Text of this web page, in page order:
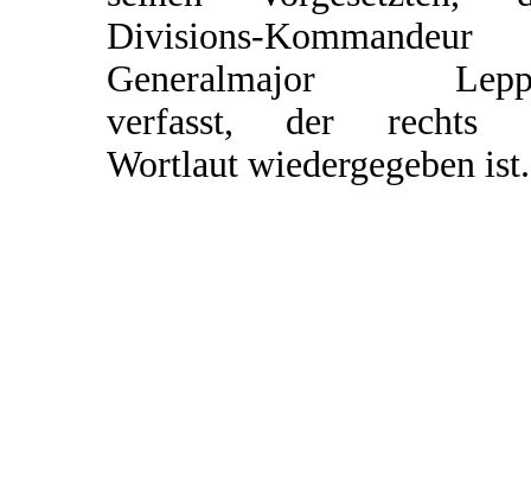
Divisions-Kommandeur
Generalmajor
verfasst, der rechts
Wortlaut wiedergegeben ist.